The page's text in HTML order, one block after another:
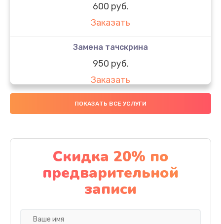
600 руб.
Заказать
Замена тачскрина
950 руб.
Заказать
Замена динамиков
Заказать
Замена стекла
990 руб.
Заказать
Замена задней камеры
ПОКАЗАТЬ ВСЕ УСЛУГИ
Скидка 20% по
предварительной
записи